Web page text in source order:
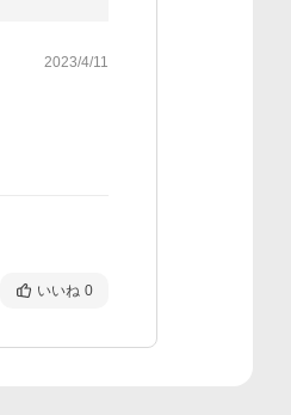
2023/4/11
いいね 0